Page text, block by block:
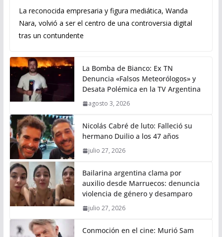
La reconocida empresaria y figura mediática, Wanda
Nara, volvió a ser el centro de una controversia digital
tras un contundente
La Bomba de Bianco: Ex TN
Denuncia «Falsos Meteorólogos» y
Desata Polémica en la TV Argentina
agosto 3, 2026
Nicolás Cabré de luto: Falleció su
hermano Duilio a los 47 años
julio 27, 2026
Bailarina argentina clama por
auxilio desde Marruecos: denuncia
violencia de género y desamparo
julio 27, 2026
Conmoción en el cine: Murió Sam